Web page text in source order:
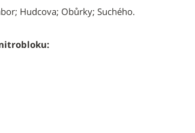
Hudcova; Obůrky; Suchého.